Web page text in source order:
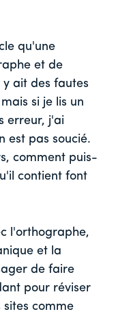
qu'une
et de
ait des fautes
si je lis un
erreur, j'ai
est pas soucié.
comment puis-
contient font
l'orthographe,
et la
de faire
pour réviser
comme